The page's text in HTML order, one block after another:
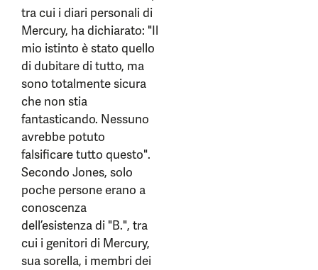
tra cui i diari personali di
Mercury, ha dichiarato: "Il
mio istinto è stato quello
di dubitare di tutto, ma
sono totalmente sicura
che non stia
fantasticando. Nessuno
avrebbe potuto
falsificare tutto questo".
Secondo Jones, solo
poche persone erano a
conoscenza
dell’esistenza di "B.", tra
cui i genitori di Mercury,
sua sorella, i membri dei